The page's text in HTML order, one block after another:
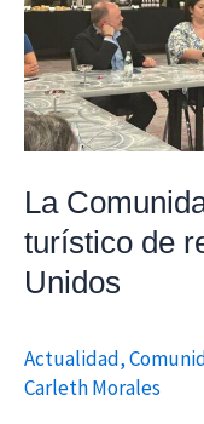
La
turístico de
Unidos
Actualidad,
Carleth Morales
destino
turístico
de
referencia
para
Estados
Unidos